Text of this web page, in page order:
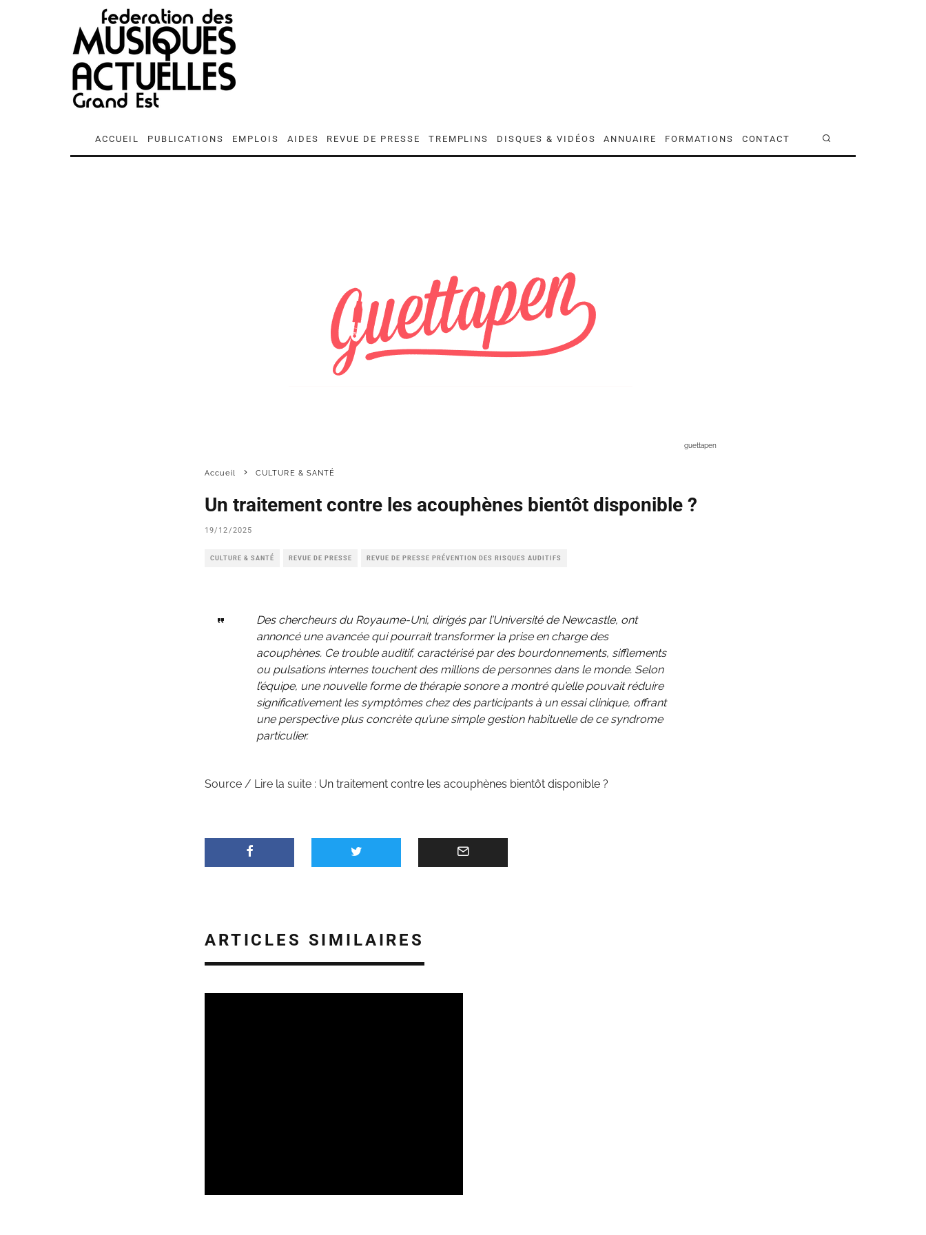
ACCUEIL PUBLICATIONS EMPLOIS AIDES REVUE DE PRESSE TREMPLINS DISQUES & VIDÉOS ANNUAIRE FORMATIONS CONTACT
guettapen
Accueil CULTURE & SANTÉ
Un traitement contre les acouphènes bientôt disponible ?
19/12/2025
CULTURE & SANTÉ REVUE DE PRESSE REVUE DE PRESSE PRÉVENTION DES RISQUES AUDITIFS
Des chercheurs du Royaume-Uni, dirigés par l’Université de Newcastle, ont
annoncé une avancée qui pourrait transformer la prise en charge des
acouphènes. Ce trouble auditif, caractérisé par des bourdonnements, sifflements
ou pulsations internes touchent des millions de personnes dans le monde. Selon
l’équipe, une nouvelle forme de thérapie sonore a montré qu’elle pouvait réduire
significativement les symptômes chez des participants à un essai clinique, offrant
une perspective plus concrète qu’une simple gestion habituelle de ce syndrome
particulier.
Source / Lire la suite : Un traitement contre les acouphènes bientôt disponible ?
ARTICLES SIMILAIRES